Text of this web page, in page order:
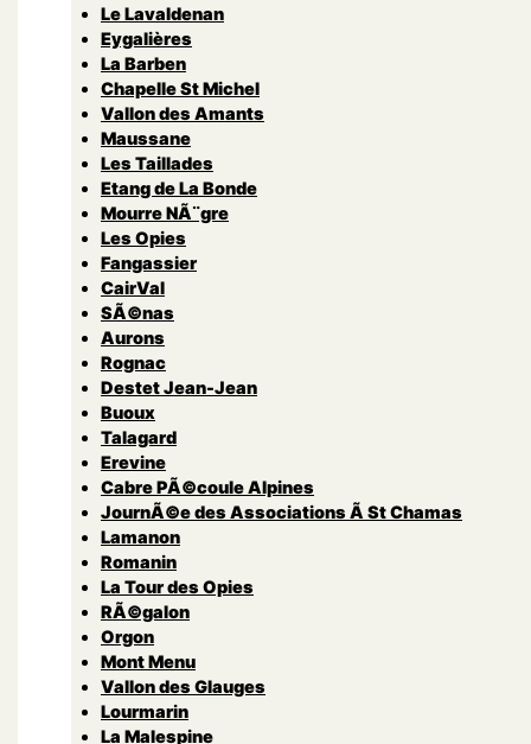
Le Lavaldenan
Eygalières
La Barben
Chapelle St Michel
Vallon des Amants
Maussane
Les Taillades
Etang de La Bonde
Mourre NÃ¨gre
Les Opies
Fangassier
CairVal
SÃ©nas
Aurons
Rognac
Destet Jean-Jean
Buoux
Talagard
Erevine
Cabre PÃ©coule Alpines
JournÃ©e des Associations Ã St Chamas
Lamanon
Romanin
La Tour des Opies
RÃ©galon
Orgon
Mont Menu
Vallon des Glauges
Lourmarin
La Malespine